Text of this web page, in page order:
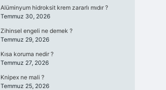
Alüminyum hidroksit krem zararlı mıdır ?
Temmuz 30, 2026
Zihinsel engeli ne demek ?
Temmuz 29, 2026
Kısa koruma nedir ?
Temmuz 27, 2026
Knipex ne mali ?
Temmuz 25, 2026